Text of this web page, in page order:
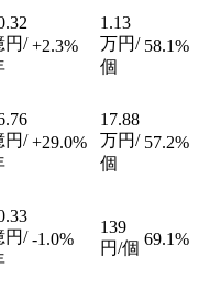
円/ +2.3%
1.13
万円/
個
58.1%
円/ +29.0%
17.88
万円/
個
57.2%
円/ -1.0%
139
円/個 69.1%